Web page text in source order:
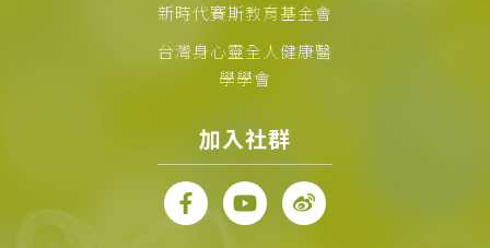
新時代賽斯教育基金會
台灣身心靈全人健康醫
學學會
加入社群